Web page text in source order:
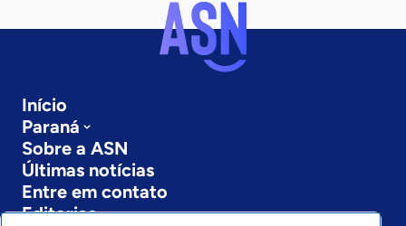
Início
Paraná
Sobre a ASN
Últimas notícias
Entre em contato
Editorias